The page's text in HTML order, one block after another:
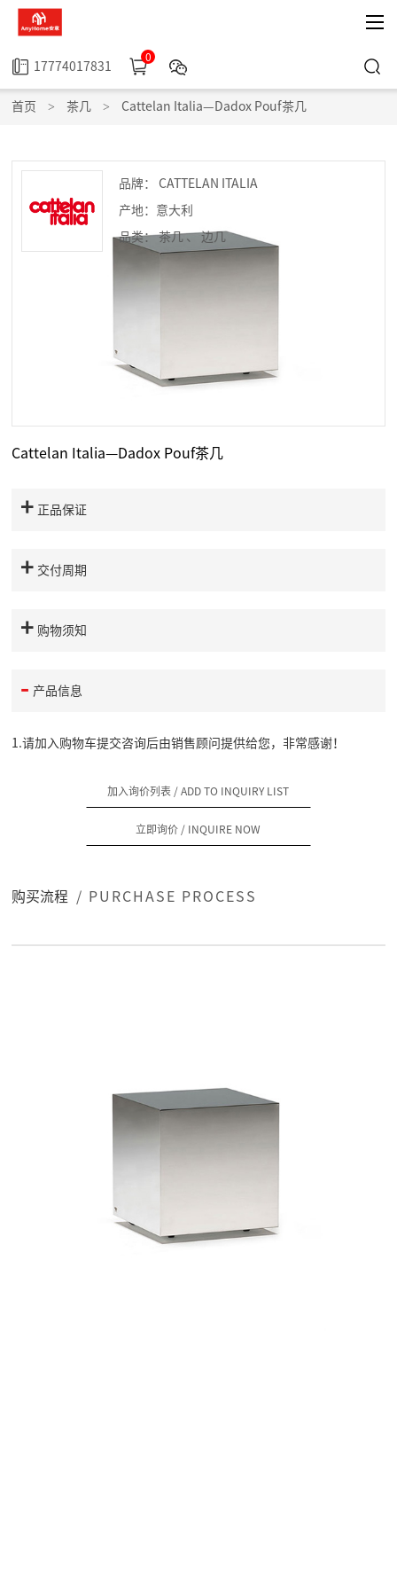
17774017831
0
首页 > 茶几 > Cattelan Italia—Dadox Pouf茶几
品牌： CATTELAN ITALIA
产地：意大利
品类： 茶几、边几
Cattelan Italia—Dadox Pouf茶几
正品保证
交付周期
购物须知
产品信息
1.请加入购物车提交咨询后由销售顾问提供给您，非常感谢！
加入询价列表 / ADD TO INQUIRY LIST
立即询价 / INQUIRE NOW
购买流程 / PURCHASE PROCESS